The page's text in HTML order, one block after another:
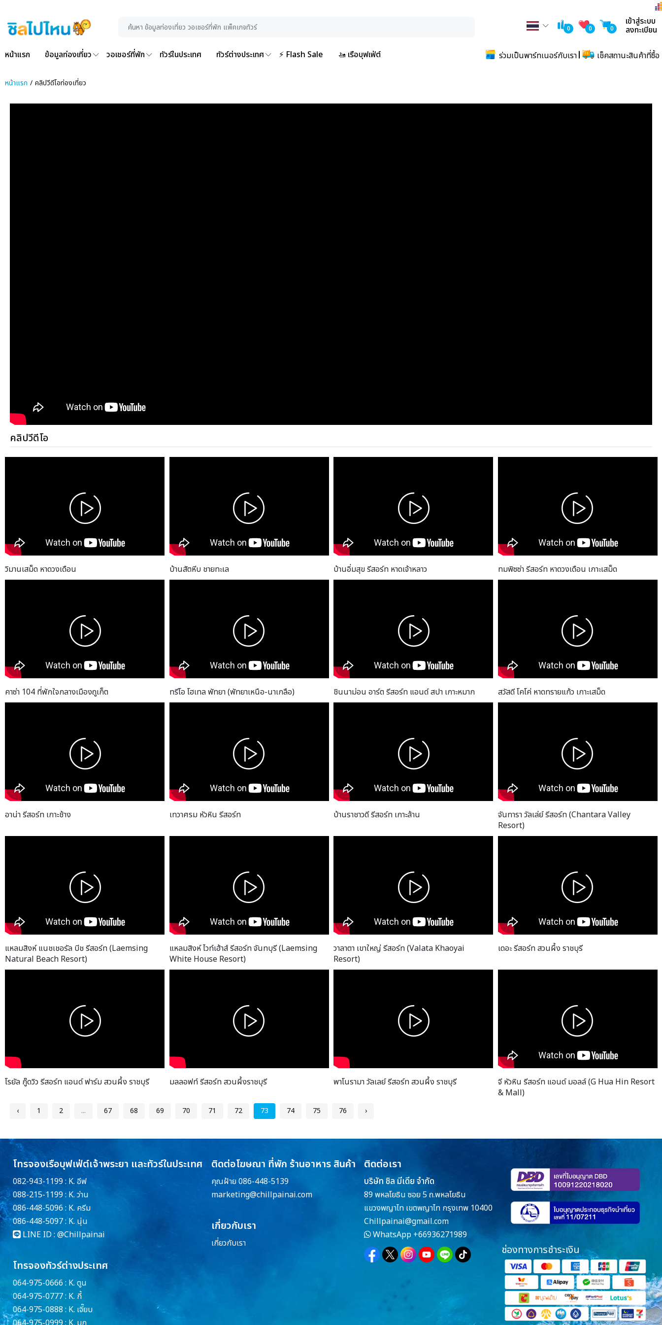
0 0 0
เข้าสู่ระบบ
ลงทะเบียน
หน้าแรก ข้อมูลท่องเที่ยว วอเชอร์ที่พัก ทัวร์ในประเทศ ทัวร์ต่างประเทศ ⚡ Flash Sale 🚤 เรือบุฟเฟ่ต์ ร่วมเป็นพาร์ทเนอร์กับเรา เช็คสถานะสินค้าที่ซื้อ
หน้าแรก คลิปวีดีโอท่องเที่ยว
คลิปวีดีโอ
วิมานเสม็ด หาดวงเดือน บ้านสัตหีบ ชายทะเล บ้านอิ่มสุข รีสอร์ท หาดเจ้าหลาว ทมพิซซ่า รีสอร์ท หาดวงเดือน เกาะเสม็ด
คาซ่า 104 ที่พักใจกลางเมืองถูเก็ต ทรีโอ โฮเทล พัทยา (พัทยาเหนือ-นาเกลือ) ชินนาม่อน อาร์ต รีสอร์ท แอนด์ สปา เกาะหมาก สวัสดี โคโค่ หาดทรายแก้ว เกาะเสม็ด
อาน่า รีสอร์ท เกาะช้าง เทวาศรม หัวหิน รีสอร์ท บ้านราชาวดี รีสอร์ท เกาะล้าน
จันทารา วัลเล่ย์ รีสอร์ท (Chantara Valley
Resort)
แหลมสิงห์ แนชเชอรัล บีช รีสอร์ท (Laemsing
Natural Beach Resort)
แหลมสิงห์ ไวท์เฮ้าส์ รีสอร์ท จันทบุรี (Laemsing
White House Resort)
วาลาตา เขาใหญ่ รีสอร์ท (Valata Khaoyai
Resort)
เดอะ รีสอร์ท สวนผึ้ง ราชบุรี
โรยัล กู๊ดวิว รีสอร์ท แอนด์ ฟาร์ม สวนผึ้ง ราชบุรี มลลอฟท์ รีสอร์ท สวนผึ้งราชบุรี พาโนรามา วัลเลย์ รีสอร์ท สวนผึ้ง ราชบุรี
จี หัวหิน รีสอร์ท แอนด์ มอลล์ (G Hua Hin Resort
& Mall)
‹ 1 2 ... 67 68 69 70 71 72 73 74 75 76 ›
โทรจองเรือบุฟเฟ่ต์เจ้าพระยา และทัวร์ในประเทศ
082-943-1199 : K. อีฟ
088-215-1199 : K. ว่าน
086-448-5096 : K. ครีม
086-448-5097 : K. นุ่น
LINE ID : @Chillpainai
โทรจองทัวร์ต่างประเทศ
064-975-0666 : K. ตูน
064-975-0777 : K. กี้
064-975-0888 : K. เจี๊ยบ
ติดต่อโฆษณา ที่พัก ร้านอาหาร สินค้า
คุณฝ้าย 086-448-5139
marketing@chillpainai.com
เกี่ยวกับเรา
เกี่ยวกับเรา
ติดต่อเรา
บริษัท ชิล มีเดีย จำกัด
89 พหลโยธิน ซอย 5 ถ.พหลโยธิน
แขวงพญาไท เขตพญาไท กรุงเทพ 10400
Chillpainai@gmail.com
WhatsApp +66936271989
ช่องทางการชำระเงิน